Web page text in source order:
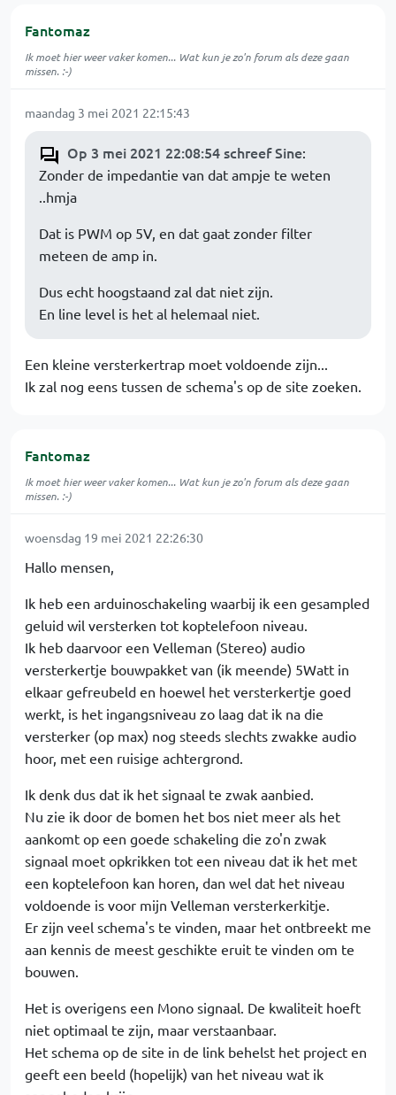
Fantomaz
Ik moet hier weer vaker komen... Wat kun je zo'n forum als deze gaan
missen. :-)
maandag 3 mei 2021 22:15:43
Op 3 mei 2021 22:08:54 schreef Sine:
Zonder de impedantie van dat ampje te weten
..hmja
Dat is PWM op 5V, en dat gaat zonder filter
meteen de amp in.
Dus echt hoogstaand zal dat niet zijn.
En line level is het al helemaal niet.
Een kleine versterkertrap moet voldoende zijn...
Ik zal nog eens tussen de schema's op de site zoeken.
Fantomaz
Ik moet hier weer vaker komen... Wat kun je zo'n forum als deze gaan
missen. :-)
woensdag 19 mei 2021 22:26:30
Hallo mensen,
Ik heb een arduinoschakeling waarbij ik een gesampled
geluid wil versterken tot koptelefoon niveau.
Ik heb daarvoor een Velleman (Stereo) audio
versterkertje bouwpakket van (ik meende) 5Watt in
elkaar gefreubeld en hoewel het versterkertje goed
werkt, is het ingangsniveau zo laag dat ik na die
versterker (op max) nog steeds slechts zwakke audio
hoor, met een ruisige achtergrond.
Ik denk dus dat ik het signaal te zwak aanbied.
Nu zie ik door de bomen het bos niet meer als het
aankomt op een goede schakeling die zo'n zwak
signaal moet opkrikken tot een niveau dat ik het met
een koptelefoon kan horen, dan wel dat het niveau
voldoende is voor mijn Velleman versterkerkitje.
Er zijn veel schema's te vinden, maar het ontbreekt me
aan kennis de meest geschikte eruit te vinden om te
bouwen.
Het is overigens een Mono signaal. De kwaliteit hoeft
niet optimaal te zijn, maar verstaanbaar.
Het schema op de site in de link behelst het project en
geeft een beeld (hopelijk) van het niveau wat ik